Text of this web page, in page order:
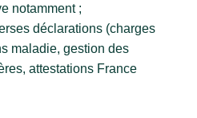
notamment ;
déclarations (charges
maladie, gestion des
attestations France